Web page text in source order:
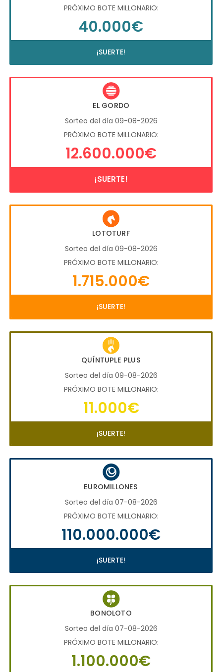
PRÓXIMO BOTE MILLONARIO:
40.000€
¡SUERTE!
EL GORDO
Sorteo del día 09-08-2026
PRÓXIMO BOTE MILLONARIO:
12.600.000€
¡SUERTE!
LOTOTURF
Sorteo del día 09-08-2026
PRÓXIMO BOTE MILLONARIO:
1.715.000€
¡SUERTE!
QUÍNTUPLE PLUS
Sorteo del día 09-08-2026
PRÓXIMO BOTE MILLONARIO:
11.000€
¡SUERTE!
EUROMILLONES
Sorteo del día 07-08-2026
PRÓXIMO BOTE MILLONARIO:
110.000.000€
¡SUERTE!
BONOLOTO
Sorteo del día 07-08-2026
PRÓXIMO BOTE MILLONARIO:
1.100.000€